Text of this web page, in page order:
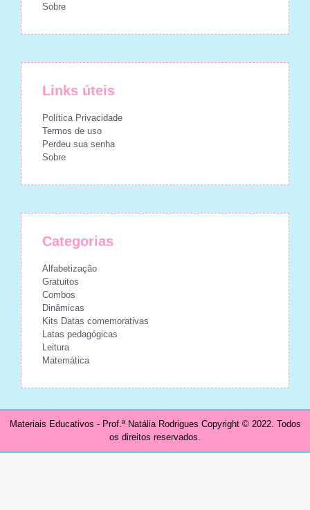
Sobre
Links úteis
Política Privacidade
Termos de uso
Perdeu sua senha
Sobre
Categorias
Alfabetização
Gratuitos
Combos
Dinâmicas
Kits Datas comemorativas
Latas pedagógicas
Leitura
Matemática
Materiais Educativos - Prof.ª Natália Rodrigues Copyright © 2022. Todos
os direitos reservados.